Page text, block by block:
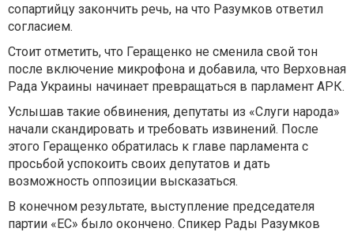
сопартийцу закончить речь, на что Разумков ответил
согласием.
Стоит отметить, что Геращенко не сменила свой тон
после включение микрофона и добавила, что Верховная
Рада Украины начинает превращаться в парламент АРК.
Услышав такие обвинения, депутаты из «Слуги народа»
начали скандировать и требовать извинений. После
этого Геращенко обратилась к главе парламента с
просьбой успокоить своих депутатов и дать
возможность оппозиции высказаться.
В конечном результате, выступление председателя
партии «ЕС» было окончено. Спикер Рады Разумков